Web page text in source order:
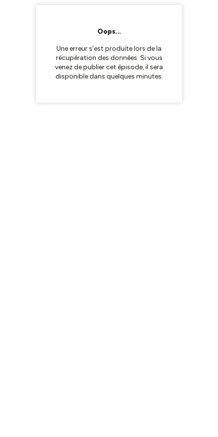
Oops…
Une erreur s’est produite lors de la
récupération des données. Si vous
venez de publier cet épisode, il sera
disponible dans quelques minutes.